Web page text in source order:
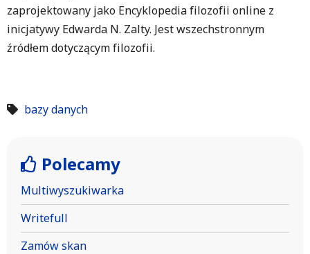
zaprojektowany jako Encyklopedia filozofii online z
inicjatywy Edwarda N. Zalty. Jest wszechstronnym
źródłem dotyczącym filozofii.
bazy danych
Polecamy
Multiwyszukiwarka
Writefull
Zamów skan